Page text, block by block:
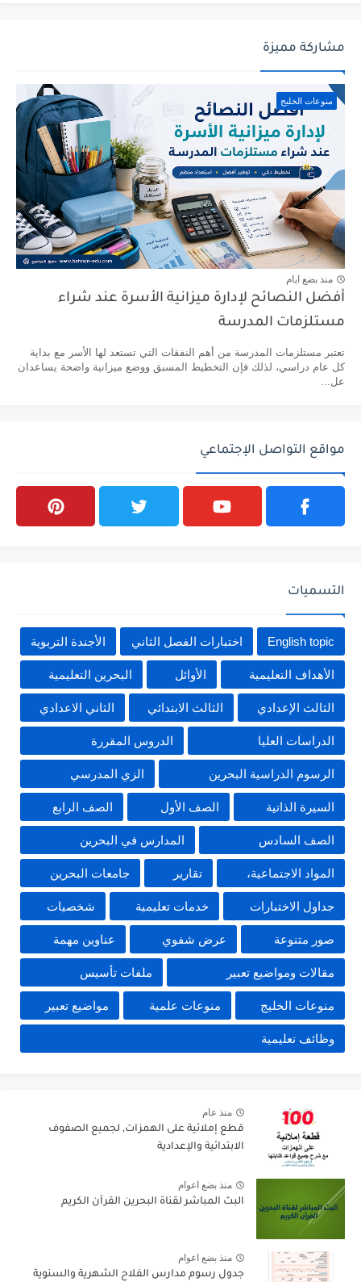
مشاركة مميزة
منوعات الخليج
منذ بضع ايام
أفضل النصائح لإدارة ميزانية الأسرة عند شراء
مستلزمات المدرسة
تعتبر مستلزمات المدرسة من أهم النفقات التي تستعد لها الأسر مع بداية
كل عام دراسي، لذلك فإن التخطيط المسبق ووضع ميزانية واضحة يساعدان
عل...
مواقع التواصل الإجتماعي
التسميات
English topic اختبارات الفصل الثاني الأجندة التربوية
الأهداف التعليمية الأوائل البحرين التعليمية
الثالث الإعدادي الثالث الابتدائي الثاني الاعدادي
الدراسات العليا الدروس المقررة
الرسوم الدراسية البحرين الزي المدرسي
السيرة الذاتية الصف الأول الصف الرابع
الصف السادس المدارس في البحرين
المواد الاجتماعية، تقارير جامعات البحرين
جداول الاختبارات خدمات تعليمية شخصيات
صور متنوعة عرض شفوي عناوين مهمة
مقالات ومواضيع تعبير ملفات تأسيس
منوعات الخليج منوعات علمية مواضيع تعبير
وظائف تعليمية
منذ عام
قطع إملائية على الهمزات, لجميع الصفوف
الابتدائية والإعدادية
منذ بضع اعوام
البث المباشر لقناة البحرين القرآن الكريم
منذ بضع اعوام
جدول رسوم مدارس الفلاح الشهرية والسنوية